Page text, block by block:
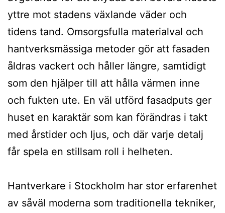
yttre mot stadens växlande väder och
tidens tand. Omsorgsfulla materialval och
hantverksmässiga metoder gör att fasaden
åldras vackert och håller längre, samtidigt
som den hjälper till att hålla värmen inne
och fukten ute. En väl utförd fasadputs ger
huset en karaktär som kan förändras i takt
med årstider och ljus, och där varje detalj
får spela en stillsam roll i helheten.
Hantverkare i Stockholm har stor erfarenhet
av såväl moderna som traditionella tekniker,